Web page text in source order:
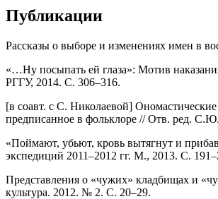
Публикации
Рассказы о выборе и изменениях имен в
«…Ну посыпать ей глаза»: Мотив
РГГУ, 2014. С. 306–316.
[в соавт. с С. Николаевой]
предписанное в фольклоре // Отв. ред.
«Поймают, убьют, кровь вытягнут и
экспедиций 2011–2012 гг. М., 2013. С.
Представления о «чужих» кладбищах и
культура. 2012. № 2. С. 20–29.